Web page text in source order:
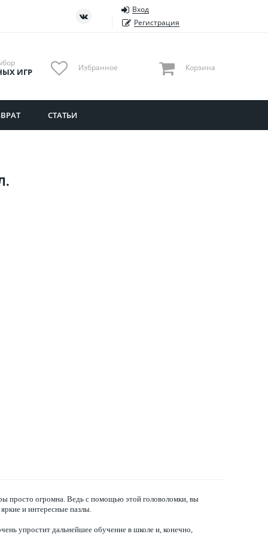
Тюменская область
Ульяновская область
Вход
Регистрация
ИГР Избранное Корзина
СТАТЬИ
просто огромна. Ведь с помощью этой головоломки, вы
и интересные пазлы.
упростит дальнейшее обучение в школе и, конечно,